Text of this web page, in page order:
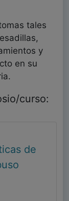
tales
y
en su
curso:
de